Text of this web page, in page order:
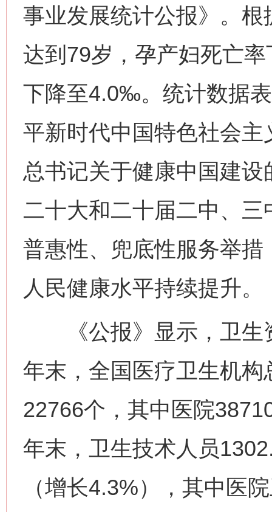
事业发展统计公报》。
达到79岁，孕产妇死亡
下降至4.0‰。统计数据
平新时代中国特色社会
总书记关于健康中国建
二十大和二十届二中、
普惠性、兜底性服务举
人民健康水平持续提升。
《公报》显示，卫生
年末，全国医疗卫生机
22766个，其中医院
年末，卫生技术人员
（增长4.3%），其中医